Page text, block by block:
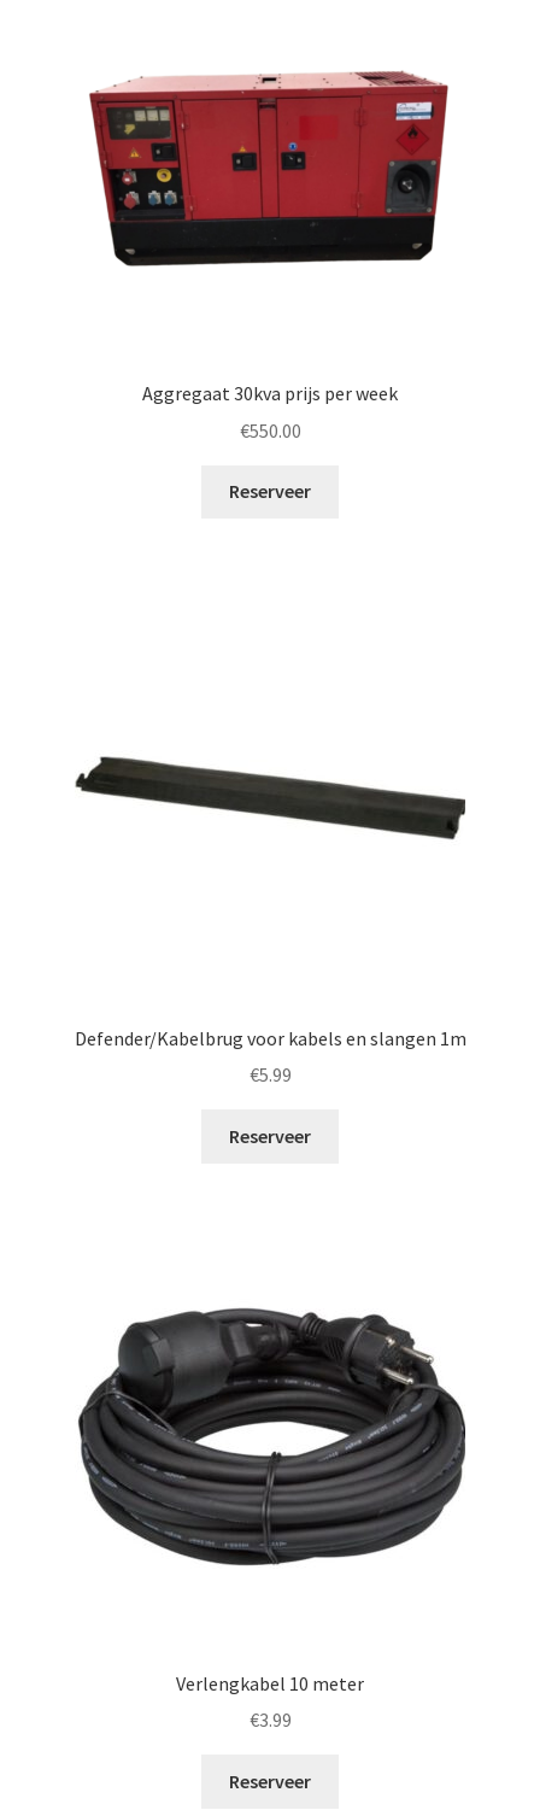
Aggregaat 30kva prijs per week
€550.00
Reserveer
Defender/Kabelbrug voor kabels en slangen 1m
€5.99
Reserveer
Verlengkabel 10 meter
€3.99
Reserveer